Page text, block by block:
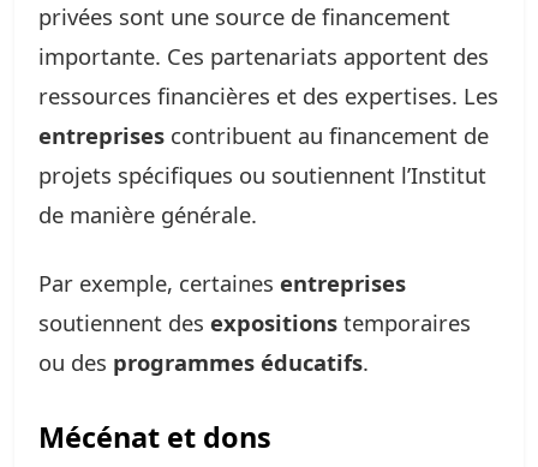
privées sont une source de financement
importante. Ces partenariats apportent des
ressources financières et des expertises. Les
entreprises contribuent au financement de
projets spécifiques ou soutiennent l’Institut
de manière générale.
Par exemple, certaines entreprises
soutiennent des expositions temporaires
ou des programmes éducatifs.
Mécénat et dons